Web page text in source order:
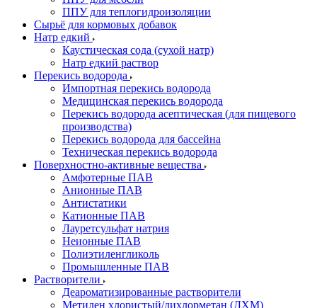
ППУ для теплогидроизоляции
Сырьё для кормовых добавок
Натр едкий
Каустическая сода (сухой натр)
Натр едкий раствор
Перекись водорода
Импортная перекись водорода
Медицинская перекись водорода
Перекись водорода асептическая (для пищевого
производства)
Перекись водорода для бассейна
Техническая перекись водорода
Поверхностно-активные вещества
Амфотерные ПАВ
Анионные ПАВ
Антистатики
Катионные ПАВ
Лауретсульфат натрия
Неионные ПАВ
Полиэтиленгликоль
Промышленные ПАВ
Растворители
Деароматизированные растворители
Метилен хлористый/дихлорметан (ДХМ)